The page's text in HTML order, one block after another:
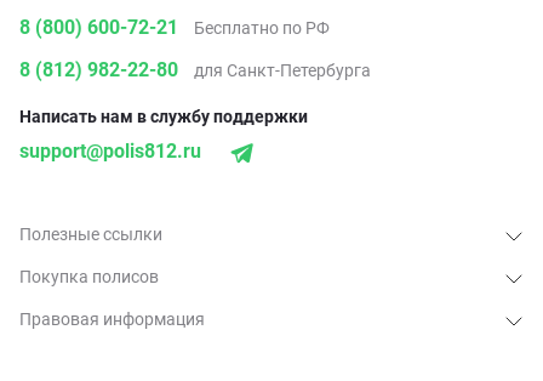
Полезные ссылки
Покупка полисов
Правовая информация
8 (800) 600-72-21 Бесплатно по РФ
8 (812) 982-22-80 для Санкт-Петербурга
Написать нам в службу поддержки
support@polis812.ru